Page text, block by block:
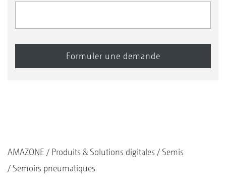
AMAZONE Produits & Solutions digitales
Semis
Semoirs pneumatiques